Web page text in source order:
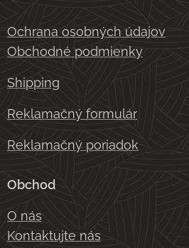
Ochrana osobných údajov
Obchodné podmienky
Shipping
Reklamačný formulár
Reklamačný poriadok
Obchod
O nás
Kontaktujte nás